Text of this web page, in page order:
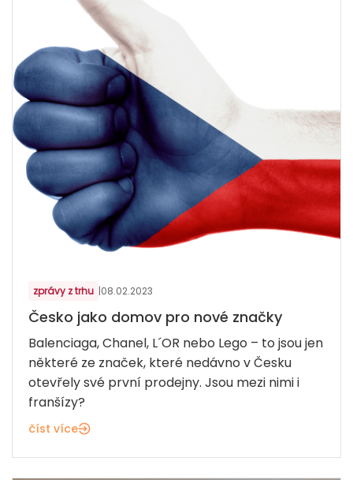
zprávy z trhu |08.02.2023
Česko jako domov pro nové značky
Balenciaga, Chanel, L´OR nebo Lego – to jsou jen
některé ze značek, které nedávno v Česku
otevřely své první prodejny. Jsou mezi nimi i
franšízy?
číst více